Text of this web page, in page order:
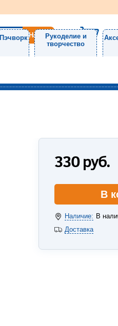
Пэчворк
Рукоделие и
творчество
330руб.
В
Наличие: В
Доставка